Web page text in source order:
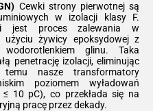
Cewki strony pierwotnej są
w izolacji klasy F.
jest proces zalewania w
żywicy epoksydowej z
glinu. Taka
penetrację izolacji, eliminując
temu nasze transformatory
poziomem wyładowań
≤ 10 pC), co przekłada się na
pracę przez dekady.